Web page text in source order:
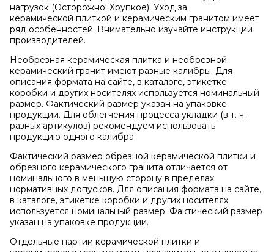
нагрузок (Осторожно! Хрупкое). Уход за
керамической плиткой и керамическим гранитом имеет
ряд особенностей. Внимательно изучайте инструкции
производителей.
Необрезная керамическая плитка и необрезной
керамический гранит имеют разные калибры. Для
описания формата на сайте, в каталоге, этикетке
коробки и других носителях используется номинальный
размер. Фактический размер указан на упаковке
продукции. Для облегчения процесса укладки (в т. ч.
разных артикулов) рекомендуем использовать
продукцию одного калибра.
Фактический размер обрезной керамической плитки и
обрезного керамического гранита отличается от
номинального в меньшую сторону в пределах
нормативных допусков. Для описания формата на сайте,
в каталоге, этикетке коробки и других носителях
используется номинальный размер. Фактический размер
указан на упаковке продукции.
Отдельные партии керамической плитки и